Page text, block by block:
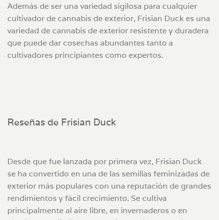
Además de ser una variedad sigilosa para cualquier
cultivador de cannabis de exterior, Frisian Duck es una
variedad de cannabis de exterior resistente y duradera
que puede dar cosechas abundantes tanto a
cultivadores principiantes como expertos.
Reseñas de Frisian Duck
Desde que fue lanzada por primera vez, Frisian Duck
se ha convertido en una de las semillas feminizadas de
exterior más populares con una reputación de grandes
rendimientos y fácil crecimiento. Se cultiva
principalmente al aire libre, en invernaderos o en